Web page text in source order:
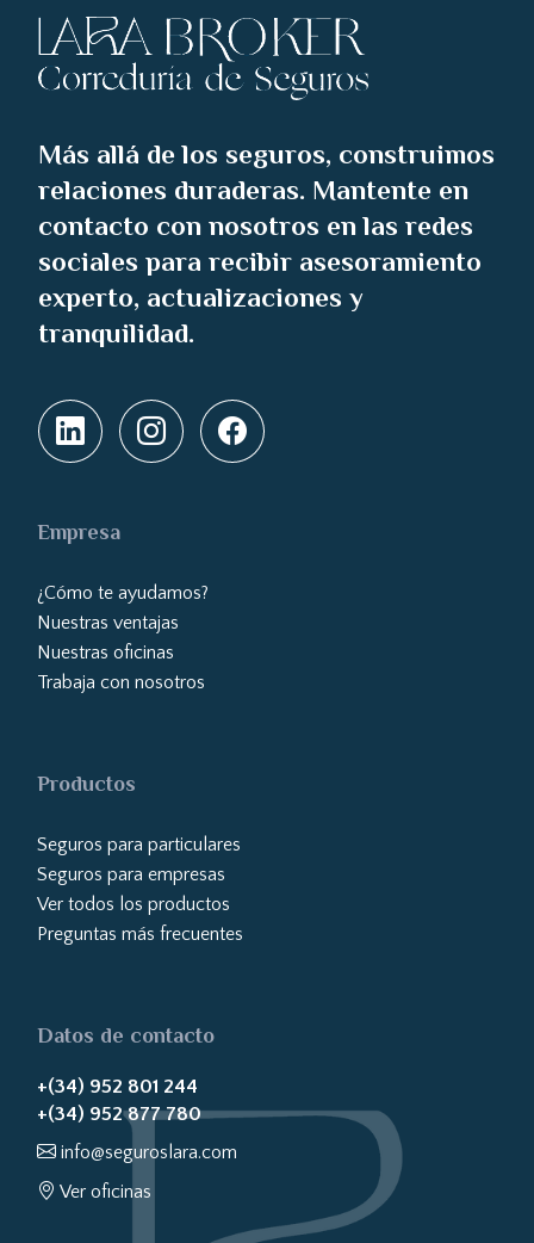
Más allá de los seguros, construimos
relaciones duraderas. Mantente en
contacto con nosotros en las redes
sociales para recibir asesoramiento
experto, actualizaciones y
tranquilidad.
Empresa
¿Cómo te ayudamos?
Nuestras ventajas
Nuestras oficinas
Trabaja con nosotros
Productos
Seguros para particulares
Seguros para empresas
Ver todos los productos
Preguntas más frecuentes
Datos de contacto
+(34) 952 801 244
+(34) 952 877 780
info@seguroslara.com
Ver oficinas